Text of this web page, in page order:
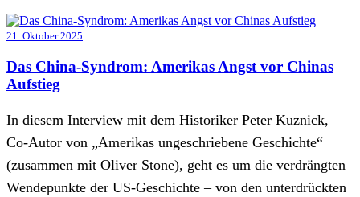
21. Oktober 2025
Das China-Syndrom: Amerikas Angst vor Chinas
Aufstieg
In diesem Interview mit dem Historiker Peter Kuznick,
Co-Autor von „Amerikas ungeschriebene Geschichte“
(zusammen mit Oliver Stone), geht es um die verdrängten
Wendepunkte der US-Geschichte – von den unterdrückten